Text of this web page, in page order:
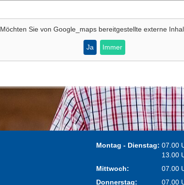
Möchten Sie von Google_mapsbereitgestellte externe
Ja Immer
Montag - Dienstag: 07.00
13.00
Mittwoch:
07.00
Donnerstag:
07.00